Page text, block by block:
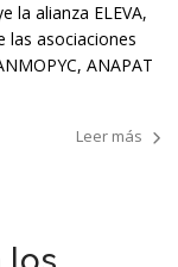
la alianza ELEVA,
las asociaciones
ANAPAT
Leer más